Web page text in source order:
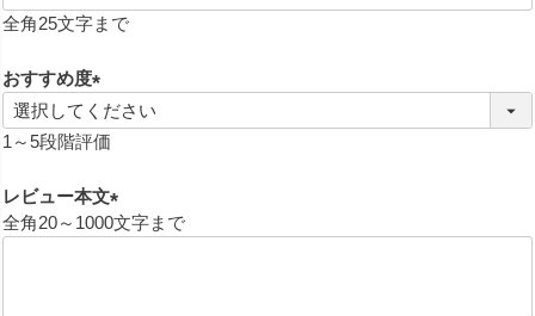
必
全角25文字まで
おすすめ度
(
必
)
1～5段階評価
レビュー本文
(
全角20～1000文字まで